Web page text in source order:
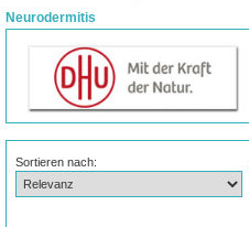
Neurodermitis
Sortieren nach: